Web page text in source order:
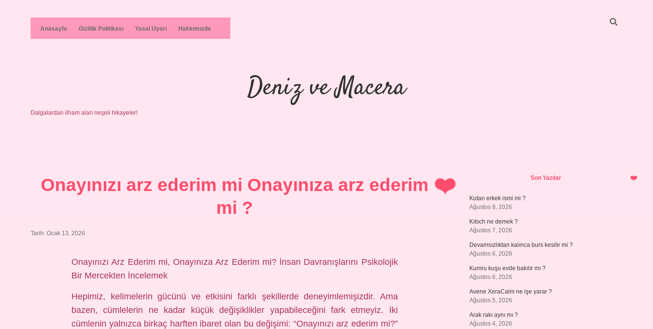
Anasayfa Gizlilik Politikası Yasal Uyarı Hakkımızda
Deniz ve Macera
Dalgalardan ilham alan neşeli hikayeler!
Onayınızı arz ederim mi Onayınıza arz ederim
mi ?
Tarih: Ocak 13, 2026
Onayınızı Arz Ederim mi, Onayınıza Arz Ederim mi? İnsan Davranışlarını Psikolojik
Bir Mercekten İncelemek
Hepimiz, kelimelerin gücünü ve etkisini farklı şekillerde deneyimlemişizdir. Ama
bazen, cümlelerin ne kadar küçük değişiklikler yapabileceğini fark etmeyiz. İki
cümlenin yalnızca birkaç harften ibaret olan bu değişimi: “Onayınızı arz ederim mi?”
SidebarSon Yazılar
Kutan erkek ismi mi ?
Ağustos 8, 2026
Kıtsch ne demek ?
Ağustos 7, 2026
Devamsızlıktan kalınca burs kesilir mi ?
Ağustos 6, 2026
Kumru kuşu evde bakılır mı ?
Ağustos 6, 2026
Avene XeraCalm ne işe yarar ?
Ağustos 5, 2026
Arak rakı aynı mı ?
Ağustos 4, 2026